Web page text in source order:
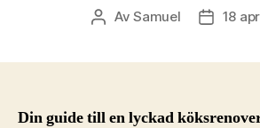
Inläggsförfattare
AvSamuel 18
Din guide till en lyckad